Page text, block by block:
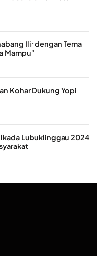
Ilir dengan Tema
Mampu”
Kohar Dukung Yopi
Lubuklinggau 2024